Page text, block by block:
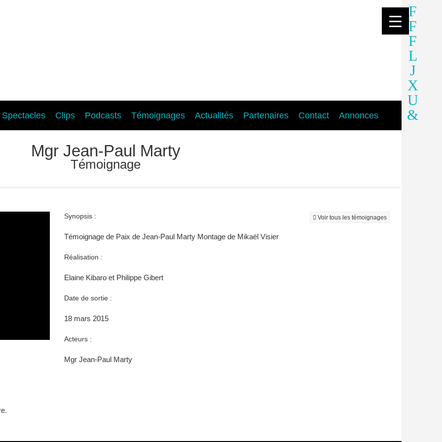
Spectacles Clips Podcasts Témoignages Actualités Partenaires Contact Annonces
Mgr Jean-Paul Marty
Témoignage
Voir tous les témoignages
Synopsis :
Témoignage de Paix de Jean-Paul Marty Montage de Mikaël Visier
Réalisation :
Elaine Kibaro et Philippe Gibert
Date de sortie :
18 mars 2015
Acteurs :
Mgr Jean-Paul Marty